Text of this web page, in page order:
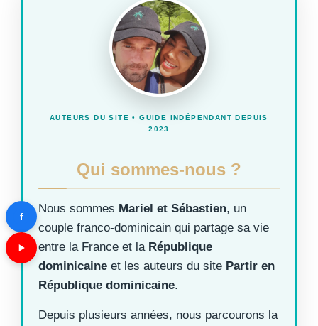
AUTEURS DU SITE • GUIDE INDÉPENDANT DEPUIS
2023
Qui sommes-nous ?
Nous sommes Mariel et Sébastien, un
couple franco-dominicain qui partage sa vie
entre la France et la République
dominicaine et les auteurs du site Partir en
République dominicaine.
Depuis plusieurs années, nous parcourons la
f